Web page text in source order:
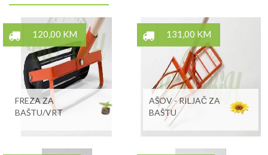
120,00 KM
FREZA ZA
BAŠTU/VRT
131,00 KM
AŠOV - RILJAČ ZA
BAŠTU